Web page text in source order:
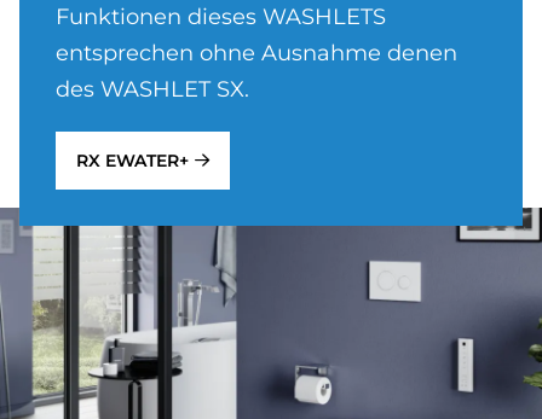
Funktionen dieses WASHLETS
entsprechen ohne Ausnahme denen
des WASHLET SX.
RX EWATER+